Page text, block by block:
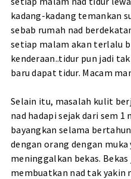
kadang-kadang temankan
sebab rumah nad
setiap malam akan terlalu
kenderaan..tidur pun jadi
baru dapat tidur. Macam
Selain itu, masalah kulit
nad hadapi sejak dari sem 1
bayangkan selama
dengan orang dengan
meninggalkan bekas.
membuatkan nad tak yakin